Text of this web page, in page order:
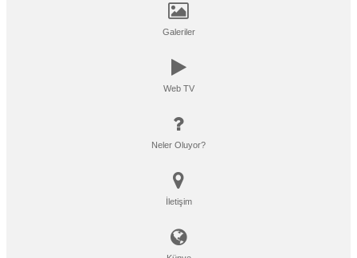
Galeriler
Web TV
Neler Oluyor?
İletişim